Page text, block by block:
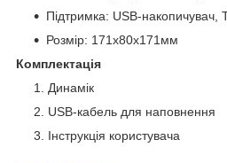
Підтримка: USB-накопичувач,
Розмір: 171х80х171мм
Комплектація
Динамік
USB-кабель для наповнення
Інструкція користувача